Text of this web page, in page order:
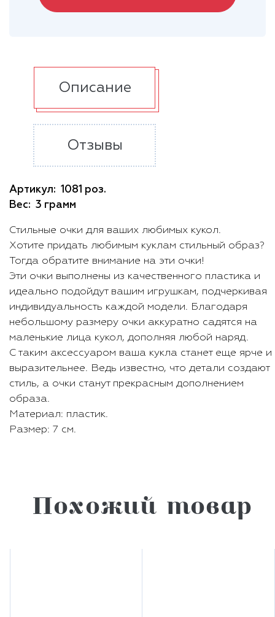
Описание
Отзывы
Артикул: 1081 роз.
Вес: 3 грамм
Стильные очки для ваших любимых кукол.
Хотите придать любимым куклам стильный образ?
Тогда обратите внимание на эти очки!
Эти очки выполнены из качественного пластика и
идеально подойдут вашим игрушкам, подчеркивая
индивидуальность каждой модели. Благодаря
небольшому размеру очки аккуратно садятся на
маленькие лица кукол, дополняя любой наряд.
С таким аксессуаром ваша кукла станет еще ярче и
выразительнее. Ведь известно, что детали создают
стиль, а очки станут прекрасным дополнением
образа.
Материал: пластик.
Размер: 7 см.
Похожий товар